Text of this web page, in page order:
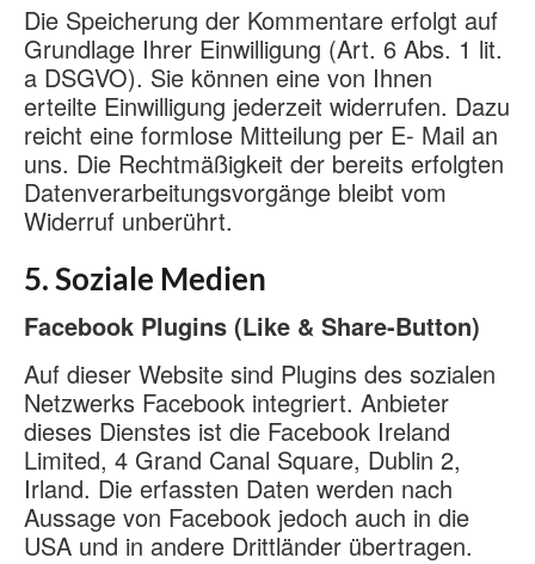
Die Speicherung der Kommentare erfolgt auf
Grundlage Ihrer Einwilligung (Art. 6 Abs. 1 lit.
a DSGVO). Sie können eine von Ihnen
erteilte Einwilligung jederzeit widerrufen. Dazu
reicht eine formlose Mitteilung per E- Mail an
uns. Die Rechtmäßigkeit der bereits erfolgten
Datenverarbeitungsvorgänge bleibt vom
Widerruf unberührt.
5. Soziale Medien
Facebook Plugins (Like & Share-Button)
Auf dieser Website sind Plugins des sozialen
Netzwerks Facebook integriert. Anbieter
dieses Dienstes ist die Facebook Ireland
Limited, 4 Grand Canal Square, Dublin 2,
Irland. Die erfassten Daten werden nach
Aussage von Facebook jedoch auch in die
USA und in andere Drittländer übertragen.